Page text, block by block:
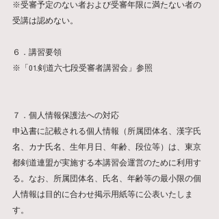
※受審予定のない者および受審年限に満たない者の
受講は認めない。
６．講習要領
※「01.剣道六七段受審者講習会」参照
７．個人情報保護法への対応
申込書に記載される個人情報（所属団体名、漢字氏
名、カナ氏名、生年月日、年齢、段位等）は、東京
都剣道連盟が実施する本講習会運営のために利用す
る。なお、所属団体名、氏名、年齢等の最小限の個
人情報は目的に合わせ掲示用紙等に公表いたしま
す。